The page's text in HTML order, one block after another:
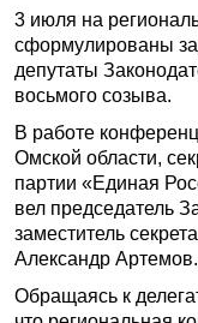
3 июля на
сформулированы
депутаты
восьмого созыва.
В работе
Омской области,
партии «Единая
вел председатель
заместитель
Александр Артемов.
Обращаясь к